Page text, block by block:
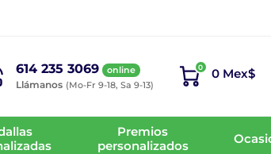
614 235 3069 online
Llámanos (Mo-Fr 9-18, Sa 9-13)
0 0 Mex$
Premios
personalizados